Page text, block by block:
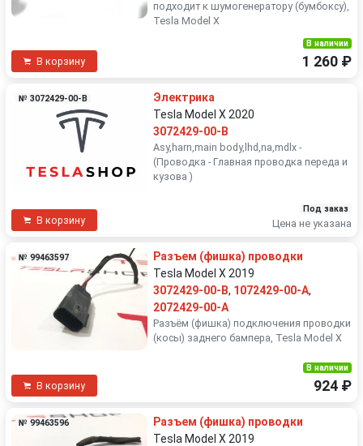
подходит к шумогенератору (бумбоксу),
Tesla Model X
В корзину
В наличии
1 260 ₽
№ 3072429-00-B
Электрика
Tesla Model X 2020
3072429-00-B
Asy,harn,main body,lhd,na,mdlx -
(Проводка - Главная проводка переда и
кузова )
В корзину
Под заказ
Цена не указана
№ 99463597
Разъем (фишка) проводки
Tesla Model X 2019
3072429-00-B, 1072429-00-A,
2072429-00-A
Разъëм (фишка) подключения проводки
(косы) заднего бампера, Tesla Model X
В корзину
В наличии
924 ₽
№ 99463596
Разъем (фишка) проводки
Tesla Model X 2019